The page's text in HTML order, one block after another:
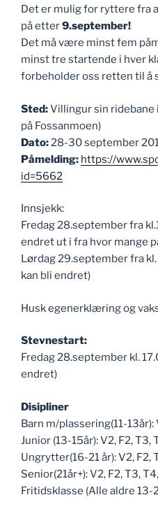
Det er mulig for ryttere fra
på etter9.september!
Det må være minst fem
minst tre startende i hver
forbeholder oss retten til å
Sted:Villingur sin ridebane
på Fossanmoen)
Dato:28-30 september
Påmelding: https://
id=5662
Innsjekk:
Fredag 28.september fra
endret ut i fra hvor mange
Lørdag 29.september fra
kan bli endret)
Husk egenerklæring og
Stevnestart:
Fredag 28.september kl.
endret)
Disipliner
Barn m/plassering(11-13år):
Junior (13-15år): V2, F2, T3,
Ungrytter(16-21 år): V2, F2,
Senior(21år+): V2, F2, T3,
Fritidsklasse (Alle aldre 13-